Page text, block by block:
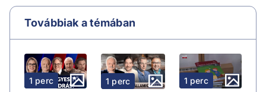
Továbbiak a témában
1 perc 1 perc 1 perc